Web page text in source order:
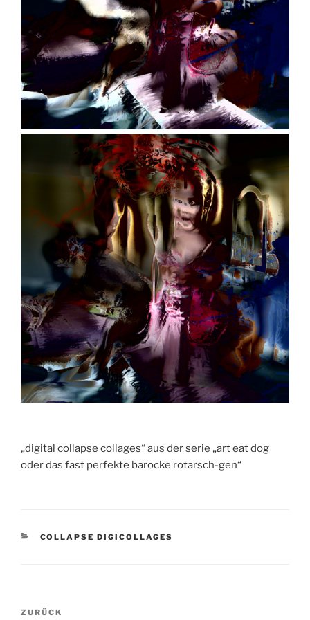
„digital collapse collages“ aus der serie „art eat dog
oder das fast perfekte barocke rotarsch-gen“
KATEGORIEN
COLLAPSE DIGICOLLAGES
Beitragsnavigation
Vorheriger
ZURÜCK